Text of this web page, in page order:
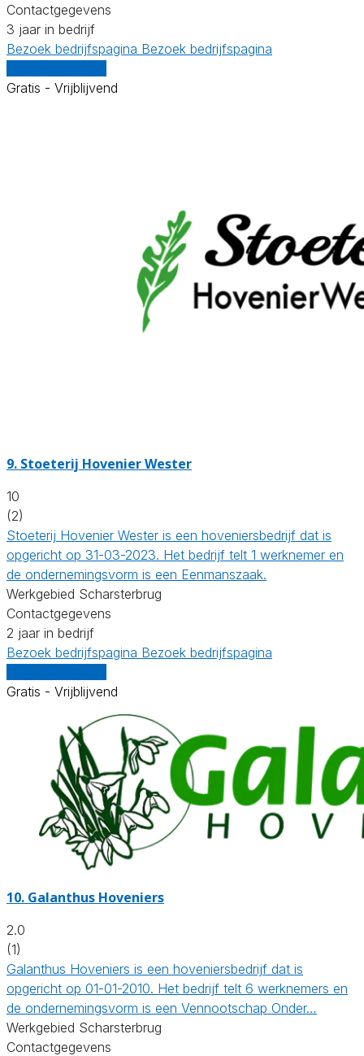
Contactgegevens
3 jaar in bedrijf
Bezoek bedrijfspagina Bezoek bedrijfspagina
Gratis - Vrijblijvend
9. Stoeterij Hovenier Wester
10
(2)
Stoeterij Hovenier Wester is een hoveniersbedrijf dat is
opgericht op 31-03-2023. Het bedrijf telt 1 werknemer en
de ondernemingsvorm is een Eenmanszaak.
Werkgebied Scharsterbrug
Contactgegevens
2 jaar in bedrijf
Bezoek bedrijfspagina Bezoek bedrijfspagina
Gratis - Vrijblijvend
10. Galanthus Hoveniers
2.0
(1)
Galanthus Hoveniers is een hoveniersbedrijf dat is
opgericht op 01-01-2010. Het bedrijf telt 6 werknemers en
de ondernemingsvorm is een Vennootschap Onder…
Werkgebied Scharsterbrug
Contactgegevens